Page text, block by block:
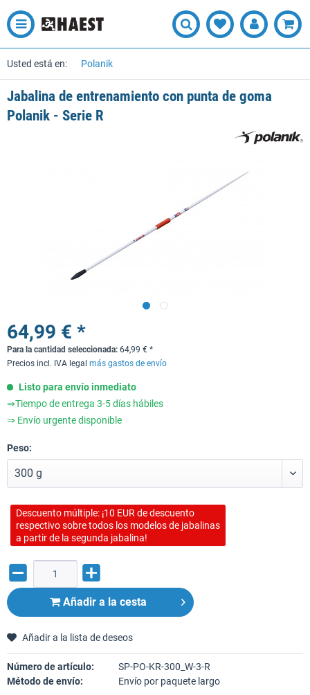
Usted está en: Polanik
Jabalina de entrenamiento con punta de goma
Polanik - Serie R
64,99 € *
Para la cantidad seleccionada: 64,99 € *
Precios incl. IVA legal más gastos de envío
Listo para envío inmediato
⇒Tiempo de entrega 3-5 días hábiles
⇒ Envío urgente disponible
Peso:
Descuento múltiple: ¡10 EUR de descuento
respectivo sobre todos los modelos de jabalinas
a partir de la segunda jabalina!
Añadir a la cesta
Añadir a la lista de deseos
Número de artículo:
SP-PO-KR-300_W-3-R
Método de envío:
Envío por paquete largo